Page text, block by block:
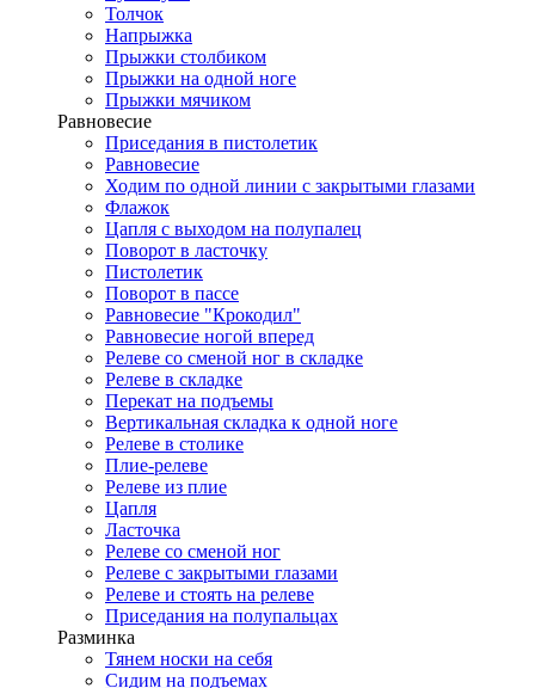
Толчок
Напрыжка
Прыжки столбиком
Прыжки на одной ноге
Прыжки мячиком
Равновесие
Приседания в пистолетик
Равновесие
Ходим по одной линии с закрытыми глазами
Флажок
Цапля с выходом на полупалец
Поворот в ласточку
Пистолетик
Поворот в пассе
Равновесие "Крокодил"
Равновесие ногой вперед
Релеве со сменой ног в складке
Релеве в складке
Перекат на подъемы
Вертикальная складка к одной ноге
Релеве в столике
Плие-релеве
Релеве из плие
Цапля
Ласточка
Релеве со сменой ног
Релеве с закрытыми глазами
Релеве и стоять на релеве
Приседания на полупальцах
Разминка
Тянем носки на себя
Сидим на подъемах